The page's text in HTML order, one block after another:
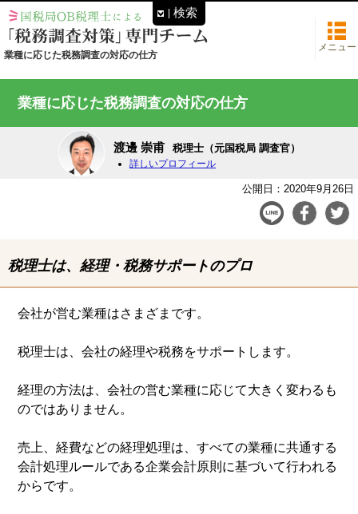
業種に応じた税務調査の対応の仕方
メニュー
業種に応じた税務調査の対応の仕方
渡邊 崇甫 税理士（元国税局 調査官）
詳しいプロフィール
公開日：2020年9月26日
税理士は、経理・税務サポートのプロ
会社が営む業種はさまざまです。
税理士は、会社の経理や税務をサポートします。
経理の方法は、会社の営む業種に応じて大きく変わるも
のではありません。
売上、経費などの経理処理は、すべての業種に共通する
会計処理ルールである企業会計原則に基づいて行われる
からです。
検索